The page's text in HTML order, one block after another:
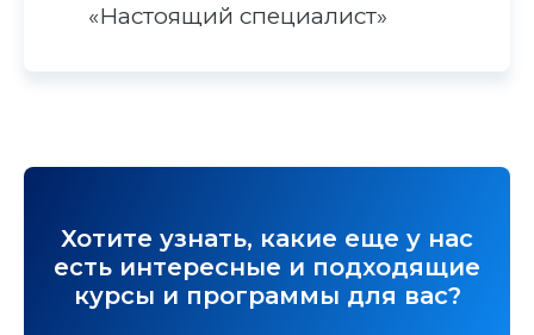
«Настоящий специалист»
Хотите узнать, какие еще у нас
есть интересные и подходящие
курсы и программы для вас?